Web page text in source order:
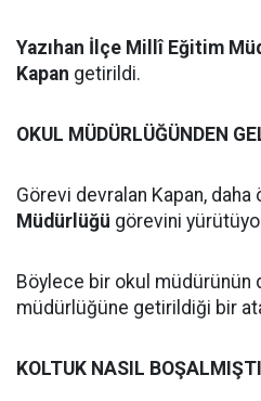
Yazıhan İlçe Millî Eğitim
Kapan getirildi.
OKUL MÜDÜRLÜĞÜNDEN
Görevi devralan Kapan, daha
Müdürlüğü görevini
Böylece bir okul
müdürlüğüne getirildiği bir
KOLTUK NASIL